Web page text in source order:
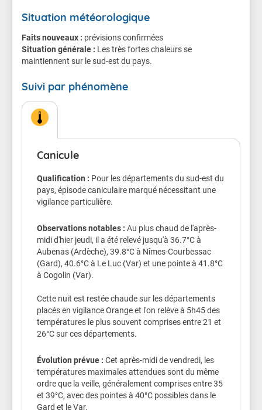
Conséquences possibles
Chacun d'entre nous est menacé, même les sujets en
bonne santé.
les personnes atteintes de maladie chronique ou de
prennent régulièrement des médicaments, et les
dehors, attention à la déshydratation et au coup de
Veillez aussi sur les enfants.
supérieure à 40°C, une peau chaude, rouge et sèche,
des maux de tête, des nausées, une somnolence, une
soif intense, une confusion, des convulsions et une
perte de connaissance.
Conseils de comportement
Buvez de l'eau plusieurs fois par jour
Continuez à manger normalement.
Mouillez vous le corps plusieurs fois par jour à
l’aide d’un brumisateur, d’un gant de toilette
tièdes.
Ne sortez pas aux heures les plus chaudes.
Si vous devez sortir portez un chapeau et des
vêtements légers.
Situation météorologique
Faits nouveaux : prévisions confirmées
Situation générale : Les très fortes chaleurs se
maintiennent sur le sud-est du pays.
Suivi par phénomène
Canicule
Qualification : Pour les départements du sud-est du
pays, épisode caniculaire marqué nécessitant une
vigilance particulière.
Observations notables : Au plus chaud de l'après-
midi d'hier jeudi, il a été relevé jusqu'à 36.7°C à
Aubenas (Ardèche), 39.8°C à Nîmes-Courbessac
(Gard), 40.6°C à Le Luc (Var) et une pointe à 41.8°C
à Cogolin (Var).
Cette nuit est restée chaude sur les départements
placés en vigilance Orange et l'on relève à 5h45 des
températures le plus souvent comprises entre 21 et
26°C sur ces départements.
Évolution prévue : Cet après-midi de vendredi, les
températures maximales attendues sont du même
ordre que la veille, généralement comprises entre 35
et 39°C, avec des pointes à 40°C possibles dans le
Gard et le Var.